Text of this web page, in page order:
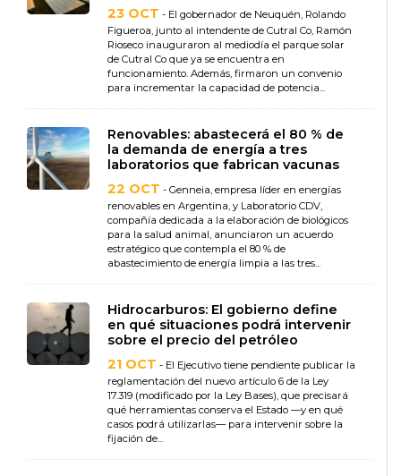
23 OCT - El gobernador de Neuquén, Rolando
Figueroa, junto al intendente de Cutral Co, Ramón
Rioseco inauguraron al mediodía el parque solar
de Cutral Co que ya se encuentra en
funcionamiento. Además, firmaron un convenio
para incrementar la capacidad de potencia...
Renovables: abastecerá el 80 % de
la demanda de energía a tres
laboratorios que fabrican vacunas
22 OCT - Genneia, empresa líder en energías
renovables en Argentina, y Laboratorio CDV,
compañía dedicada a la elaboración de biológicos
para la salud animal, anunciaron un acuerdo
estratégico que contempla el 80 % de
abastecimiento de energía limpia a las tres...
Hidrocarburos: El gobierno define
en qué situaciones podrá intervenir
sobre el precio del petróleo
21 OCT - El Ejecutivo tiene pendiente publicar la
reglamentación del nuevo artículo 6 de la Ley
17.319 (modificado por la Ley Bases), que precisará
qué herramientas conserva el Estado —y en qué
casos podrá utilizarlas— para intervenir sobre la
fijación de...